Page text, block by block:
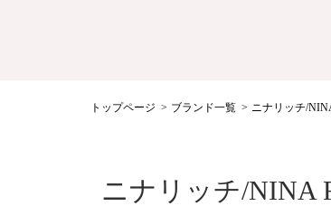
トップページ ブランド一覧 ニナリッチ/
ニナリッチ/NINA